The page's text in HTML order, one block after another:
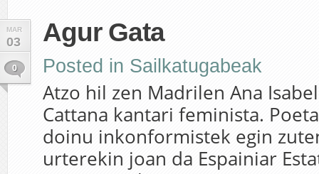
MAR
03
0
Agur Gata
Posted in Sailkatugabeak
Atzo hil zen Madrilen Ana
Cattana kantari feminista.
doinu inkonformistek egin
urterekin joan da Espainiar